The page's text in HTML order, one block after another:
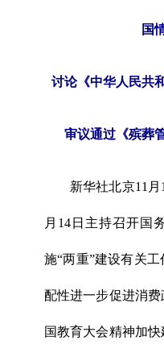
国
讨论《中华人民共
审议通过《殡葬
新华社北京11月
月14日主持召开国
施“两重”建设有关
配性进一步促进消
国教育大会精神加快